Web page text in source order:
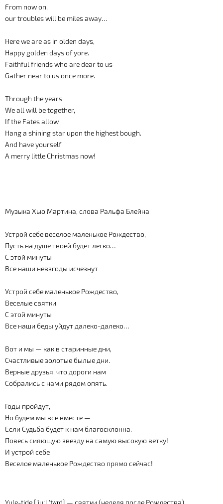
From now on,
our troubles will be miles away…
Here we are as in olden days,
Happy golden days of yore.
Faithful friends who are dear to us
Gather near to us once more.
Through the years
We all will be together,
If the Fates allow
Hang a shining star upon the highest bough.
And have yourself
A merry little Christmas now!
Музыка Хью Мартина, слова Ральфа Блейна
Устрой себе веселое маленькое Рождество,
Пусть на душе твоей будет легко…
С этой минуты
Все наши невзгоды исчезнут
Устрой себе маленькое Рождество,
Веселые святки,
С этой минуты
Все наши беды уйдут далеко-далеко…
Вот и мы — как в старинные дни,
Счастливые золотые былые дни.
Верные друзья, что дороги нам
Собрались с нами рядом опять.
Годы пройдут,
Но будем мы все вместе —
Если Судьба будет к нам благосклонна.
Повесь сияющую звезду на самую высокую ветку!
И устрой себе
Веселое маленькое Рождество прямо сейчас!
Yule-tide ['juːl 'tʌɪd] — святки (неделя после Рождества)